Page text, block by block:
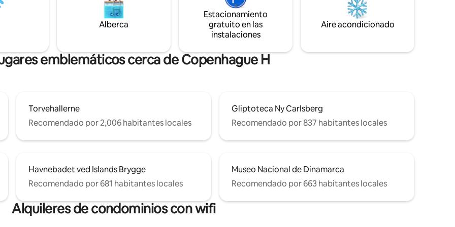
relájate con un largo baño
de este elegante
ubicado en un edificio
restaurantes y a lugares de interés
cultural. Previa solicitud, se ofrecen
servicios opcionales como traslados al
aeropuerto y transporte privado con
panorámicas, un jacuzzi, sauna, ducha al
aire libre, comedor y sala de estar
completan este lujoso refugio urbano en
Alberca
Estacionamiento
gratuito en las
instalaciones
Aire acondicionado
emblemáticos cerca de Copenhague H
Torvehallerne
Recomendado por 2,006 habitantes locales
Gliptoteca Ny Carlsberg
Recomendado por 837 habitantes locales
Havnebadet ved Islands Brygge
Recomendado por 681 habitantes locales
Museo Nacional de Dinamarca
Recomendado por 663 habitantes locales
Alquileres de condominios con wifi